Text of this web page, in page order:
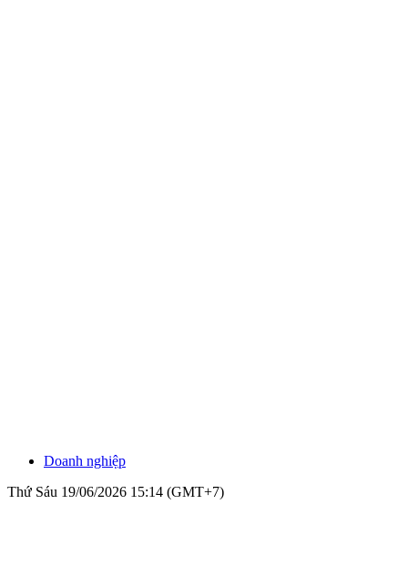
Doanh nghiệp
Thứ Sáu 19/06/2026 15:14 (GMT+7)